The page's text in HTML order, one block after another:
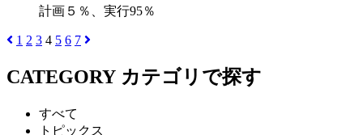
計画５％、実行95％
1 2 3 4 5 6 7
CATEGORY カテゴリで探す
すべて
トピックス